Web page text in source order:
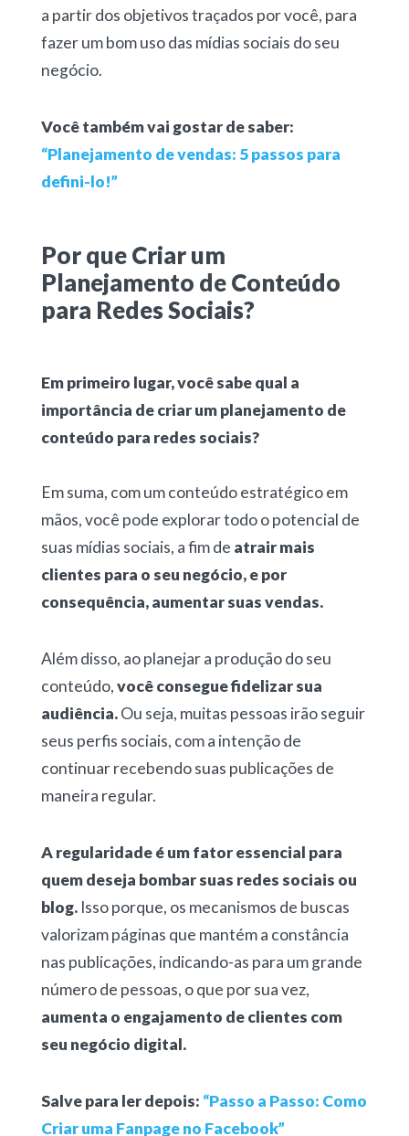
a partir dos objetivos traçados por você, para
fazer um bom uso das mídias sociais do seu
negócio.
Você também vai gostar de saber:
“Planejamento de vendas: 5 passos para
defini-lo!”
Por que Criar um
Planejamento de Conteúdo
para Redes Sociais?
Em primeiro lugar, você sabe qual a
importância de criar um planejamento de
conteúdo para redes sociais?
Em suma, com um conteúdo estratégico em
mãos, você pode explorar todo o potencial de
suas mídias sociais, a fim de atrair mais
clientes para o seu negócio, e por
consequência, aumentar suas vendas.
Além disso, ao planejar a produção do seu
conteúdo,você consegue fidelizar sua
audiência.Ou seja, muitas pessoas irão seguir
seus perfis sociais, com a intenção de
continuar recebendo suas publicações de
maneira regular.
A regularidade é um fator essencial para
quem deseja bombar suas redes sociais ou
blog.Isso porque, os mecanismos de buscas
valorizam páginas que mantém a constância
nas publicações, indicando-as para um grande
número de pessoas, o que por sua vez,
aumenta o engajamento de clientes com
seu negócio digital.
Salve para ler depois: “Passo a Passo: Como
Criar uma Fanpage no Facebook”